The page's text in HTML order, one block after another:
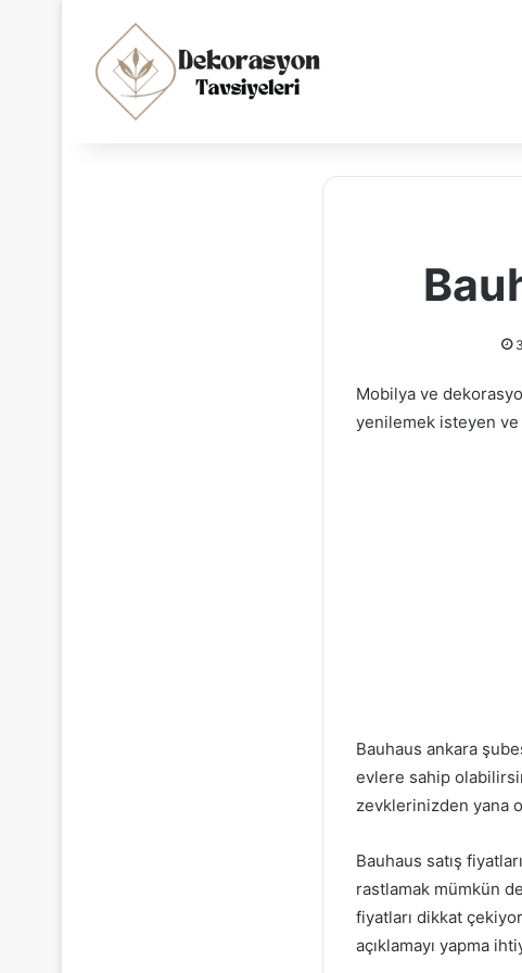
Mobilya ve
yenilemek isteyen
Bauhaus ankara
evlere sahip
zevklerinizden yana
Bauhaus satış
rastlamak mümkün
fiyatları dikkat
açıklamayı yapma